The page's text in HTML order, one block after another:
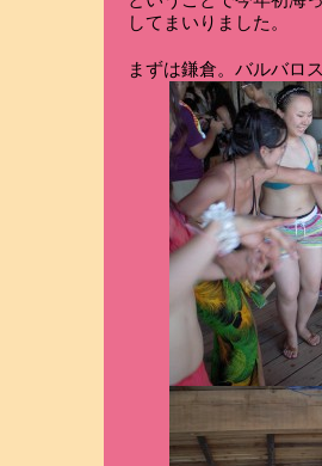
してまいりました。
まずは鎌倉。バルバロ